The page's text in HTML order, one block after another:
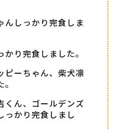
んしっかり完食しま
り完食しました。
ピーちゃん、柴犬凛
くん、ゴールデンズ
っかり完食しまし